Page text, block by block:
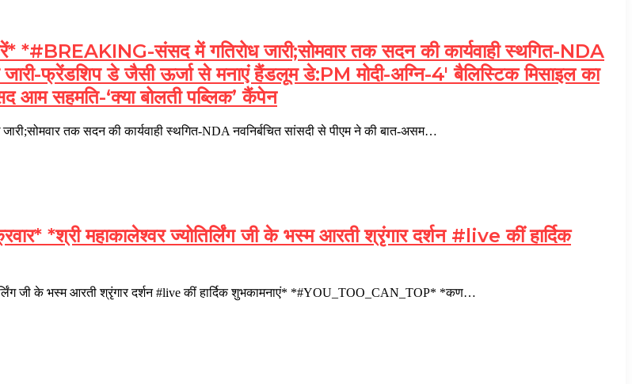
संसद में गतिरोध जारी;सोमवार तक सदन की कार्यवाही स्थगित-NDA
फ्रेंडशिप डे जैसी ऊर्जा से मनाएं हैंडलूम डे:PM मोदी-अग्नि-4′ बैलिस्टिक मिसाइल का
आम सहमति-‘क्या बोलती पब्लिक’ कैंपेन
तक सदन की कार्यवाही स्थगित-NDA नवनिर्बचित सांसदी से पीएम ने की बात-असम…
महाकालेश्वर ज्योतिर्लिंग जी के भस्म आरती श्रृंगार दर्शन #live कीं हार्दिक
जी के भस्म आरती श्रृंगार दर्शन #live कीं हार्दिक शुभकामनाएं* *#YOU_TOO_CAN_TOP* *कण…